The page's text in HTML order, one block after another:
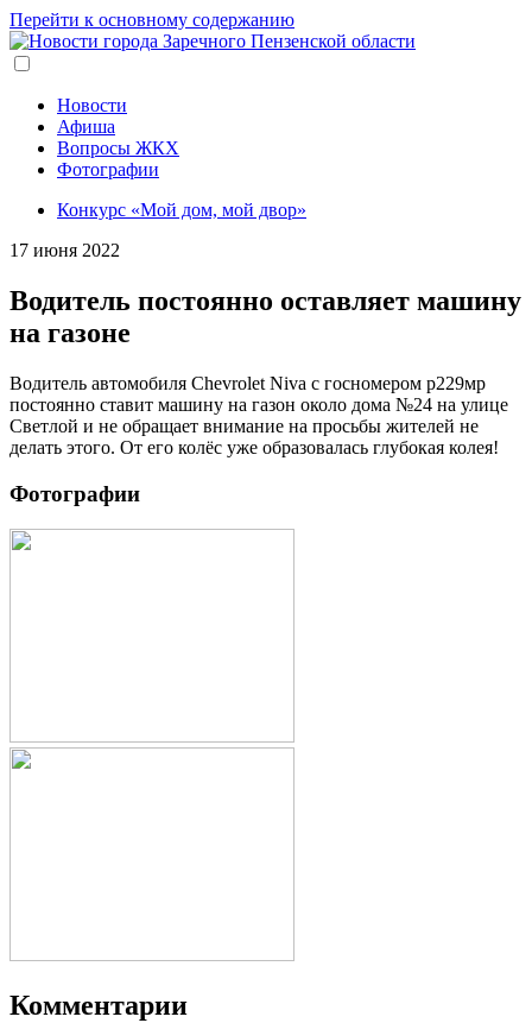
Перейти к основному содержанию
Новости
Афиша
Вопросы ЖКХ
Фотографии
Конкурс «Мой дом, мой двор»
17 июня 2022
Водитель постоянно оставляет машину
на газоне
Водитель автомобиля Chevrolet Niva с госномером р229мр
постоянно ставит машину на газон около дома №24 на улице
Светлой и не обращает внимание на просьбы жителей не
делать этого. От его колёс уже образовалась глубокая колея!
Фотографии
Комментарии